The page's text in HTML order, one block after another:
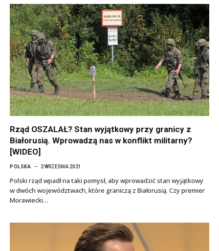
Rząd OSZALAŁ? Stan wyjątkowy przy granicy z
Białorusią. Wprowadzą nas w konflikt militarny?
[WIDEO]
POLSKA 2 WRZEŚNIA 2021
Polski rząd wpadł na taki pomysł, aby wprowadzić stan wyjątkowy
w dwóch województwach, które graniczą z Białorusią. Czy premier
Morawiecki…